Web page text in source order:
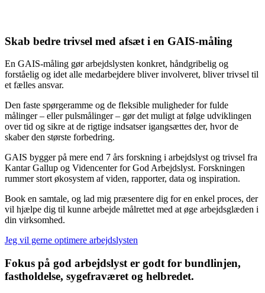
Skab bedre trivsel med afsæt i en GAIS-måling
En GAIS-måling gør arbejdslysten konkret, håndgribelig og
forståelig og idet alle medarbejdere bliver involveret, bliver trivsel til
et fælles ansvar.
Den faste spørgeramme og de fleksible muligheder for fulde
målinger – eller pulsmålinger – gør det muligt at følge udviklingen
over tid og sikre at de rigtige indsatser igangsættes der, hvor de
skaber den største forbedring.
GAIS bygger på mere end 7 års forskning i arbejdslyst og trivsel fra
Kantar Gallup og Videncenter for God Arbejdslyst. Forskningen
rummer stort økosystem af viden, rapporter, data og inspiration.
Book en samtale, og lad mig præsentere dig for en enkel proces, der
vil hjælpe dig til kunne arbejde målrettet med at øge arbejdsglæden i
din virksomhed.
Jeg vil gerne optimere arbejdslysten
Fokus på god arbejdslyst er godt for bundlinjen,
fastholdelse, sygefraværet og helbredet.